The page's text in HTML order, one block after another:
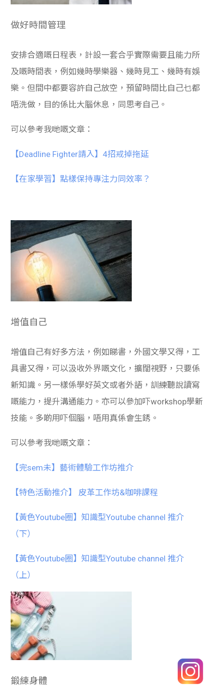
做好時間管理
安排合適嘅日程表，計設一套合乎實際需要且能力所
及嘅時間表，例如幾時學樂器、幾時見工、幾時有娛
樂。但間中都要容許自己放空，預留時間比自己乜都
唔洗做，目的係比大腦休息，同思考自己。
可以參考我哋嘅文章：
【Deadline Fighter請入】4招戒掉拖延
【在家學習】點樣保持專注力同效率？
增值自己
增值自己有好多方法，例如睇書，外國文學又得，工
具書又得，可以汲收外界嘅文化，擴闊視野，只要係
新知識。另一樣係學好英文或者外語，訓練聽說讀寫
嘅能力，提升溝通能力。亦可以參加吓workshop學新
技能。多啲用吓個腦，唔用真係會生銹。
可以參考我哋嘅文章：
【完sem未】藝術體驗工作坊推介
【特色活動推介】 皮革工作坊&咖啡課程
【黃色Youtube圈】知識型Youtube channel 推介
（下）
【黃色Youtube圈】知識型Youtube channel 推介
（上）
鍛練身體